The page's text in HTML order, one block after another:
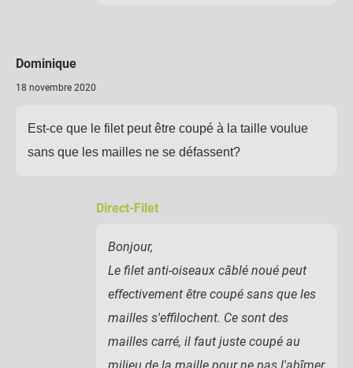
Dominique
18 novembre 2020
Est-ce que le filet peut être coupé à la taille voulue
sans que les mailles ne se défassent?
Direct-Filet
Bonjour,
Le filet anti-oiseaux câblé noué peut
effectivement être coupé sans que les
mailles s'effilochent. Ce sont des
mailles carré, il faut juste coupé au